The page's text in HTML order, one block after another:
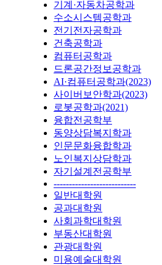
기계·자동차공학과
수소시스템공학과
전기전자공학과
건축공학과
컴퓨터공학과
드론공간정보공학과
AI·컴퓨터공학과(2023)
사이버보안학과(2023)
로봇공학과(2021)
융합전공학부
동양상담복지학과
인문문화융합학과
노인복지상담학과
자기설계전공학부
---------------------------
일반대학원
공과대학원
사회과학대학원
부동산대학원
관광대학원
미용예술대학원